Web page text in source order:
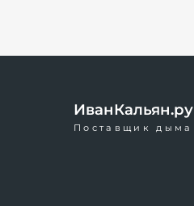
ИванКальян.ру
Поставщик дыма